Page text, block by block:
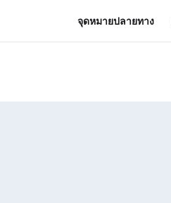
จุดหมายปลายทาง